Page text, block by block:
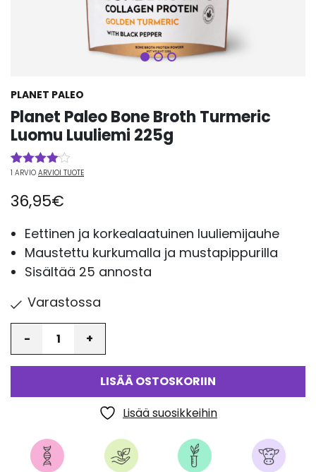
PLANET PALEO
Planet Paleo Bone Broth Turmeric
Luomu Luuliemi 225g
Arvio
5:stä
perustuen
1
arvotukseen.
1 ARVIO ARVIOI TUOTE
36,95€
Eettinen ja korkealaatuinen luuliemijauhe
Maustettu kurkumalla ja mustapippurilla
Sisältää 25 annosta
Varastossa
LISÄÄ OSTOSKORIIN
Lisää suosikkeihin